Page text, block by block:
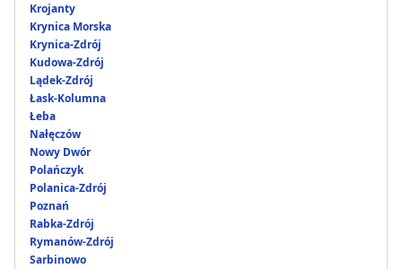
Krojanty
Krynica Morska
Krynica-Zdrój
Kudowa-Zdrój
Lądek-Zdrój
Łask-Kolumna
Łeba
Nałęczów
Nowy Dwór
Polańczyk
Polanica-Zdrój
Poznań
Rabka-Zdrój
Rymanów-Zdrój
Sarbinowo